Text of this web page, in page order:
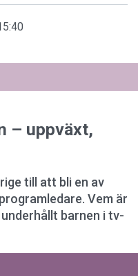
– uppväxt,
till att bli en av
Vem är
barnen i tv-